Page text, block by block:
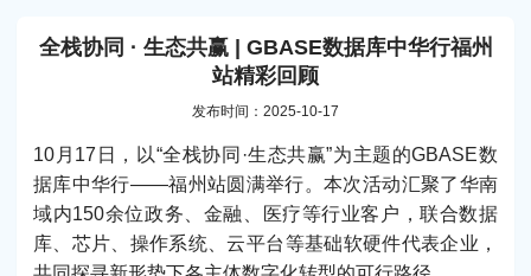
全栈协同 · 生态共赢 | GBASE数据库中华行福州
站精彩回顾
发布时间：2025-10-17
10月17日，以“全栈协同·生态共赢”为主题的GBASE数
据库中华行——福州站圆满举行。本次活动汇聚了华南
域内150余位政务、金融、医疗等行业客户，联合数据
库、芯片、操作系统、云平台等基础软硬件代表企业，